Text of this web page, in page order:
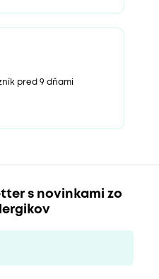
pred 9 dňami
s novinkami zo